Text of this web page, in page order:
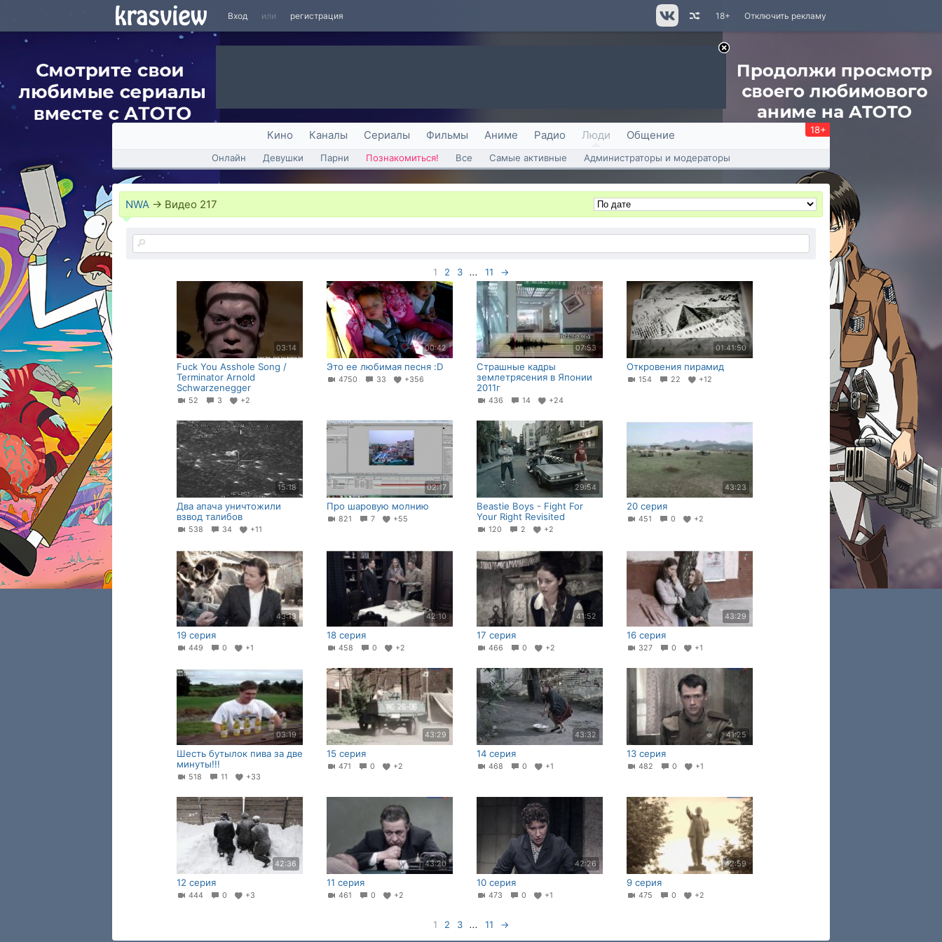
Вход или регистрация Отключить рекламу
18+
Кино Каналы Сериалы Фильмы Аниме Радио Люди Общение 18+
Онлайн Девушки Парни Познакомиться! Все Самые активные Администраторы и модераторы
NWA → Видео 217
1 2 3 ... 11 →
03:14
Fuck You Asshole Song /
Terminator Arnold
Schwarzenegger
52 3 +2
00:42
Это ее любимая песня :D
4750 33 +356
07:53
Страшные кадры
землетрясения в Японии
2011г
436 14 +24
01:41:50
Откровения пирамид
154 22 +12
15:18
Два апача уничтожили
взвод талибов
538 34 +11
02:17
Про шаровую молнию
821 7 +55
29:54
Beastie Boys - Fight For
Your Right Revisited
120 2 +2
43:23
20 серия
451 0 +2
43:13
19 серия
449 0 +1
42:10
18 серия
458 0 +2
41:52
17 серия
466 0 +2
43:29
16 серия
327 0 +1
03:19
Шесть бутылок пива за две
минуты!!!
518 11 +33
43:29
15 серия
471 0 +2
43:32
14 серия
468 0 +1
41:25
13 серия
482 0 +1
42:36
12 серия
444 0 +3
43:20
11 серия
461 0 +2
42:26
10 серия
473 0 +1
42:59
9 серия
475 0 +2
1 2 3 ... 11 →